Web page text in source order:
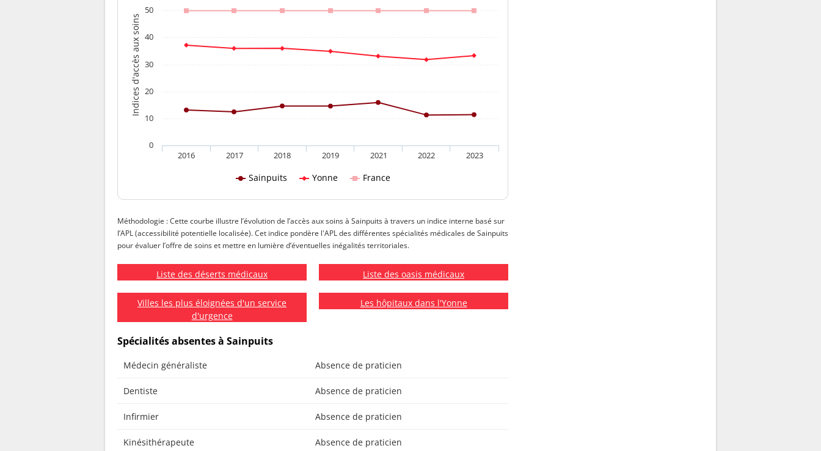
Indices d'accès aux soins
Sainpuits Yonne France
2016 2017 2018 2019 2021 2022 2023
0
10
20
30
40
50
Méthodologie : Cette courbe illustre l’évolution de l’accès aux soins à Sainpuits à travers un indice interne basé sur
l’APL (accessibilité potentielle localisée). Cet indice pondère l'APL des différentes spécialités médicales de Sainpuits
pour évaluer l’offre de soins et mettre en lumière d’éventuelles inégalités territoriales.
Liste des déserts médicaux Liste des oasis médicaux
Villes les plus éloignées d'un service
d'urgence
Les hôpitaux dans l'Yonne
Spécialités absentes à Sainpuits
Médecin généraliste Absence de praticien
Dentiste Absence de praticien
Infirmier Absence de praticien
Kinésithérapeute Absence de praticien